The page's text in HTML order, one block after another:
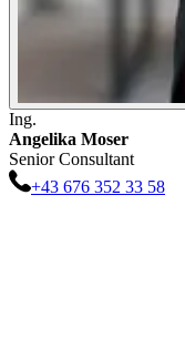
Ing.
Angelika Moser
Senior Consultant
+43 676 352 33 58